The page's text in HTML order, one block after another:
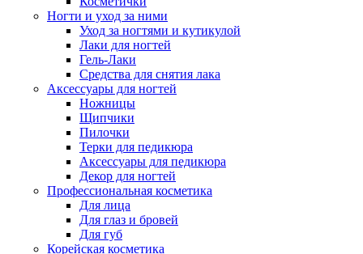
Ногти и уход за ними
Уход за ногтями и кутикулой
Лаки для ногтей
Гель-Лаки
Средства для снятия лака
Аксессуары для ногтей
Ножницы
Щипчики
Пилочки
Терки для педикюра
Аксессуары для педикюра
Декор для ногтей
Профессиональная косметика
Для лица
Для глаз и бровей
Для губ
Корейская косметика